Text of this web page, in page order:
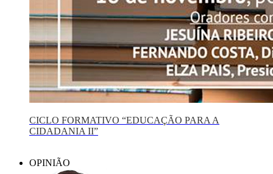
CICLO FORMATIVO “EDUCAÇÃO PARA A
CIDADANIA II”
OPINIÃO